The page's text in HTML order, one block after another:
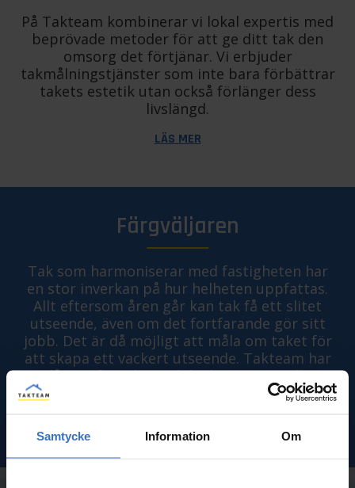
Samtycke Information Om
På Takteam kombinerar vi lokal expertis med
beprövade metoder för att ge ditt tak den
omsorg det förtjänar. Vi erbjuder
takmålningstjänster som inte bara förbättrar
takets estetik utan också förlänger dess
livslängd.
LÄS MER
Färgväljaren
Tak som harmoniserar med fastigheten har
en stor inverkan på hur helheten uppfattas.
Allt eftersom åren går kan tak få ett slitet
utseende, även om det fortfarande gör sitt
jobb. Det är då möjligt att måla om taket för
att skapa ett vackert utseende. Takteam har
lång erfarenhet och hjälper gärna till.